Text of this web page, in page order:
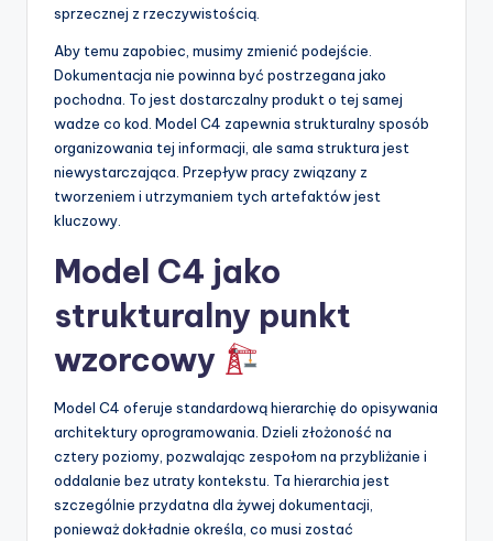
sprzecznej z rzeczywistością.
Aby temu zapobiec, musimy zmienić podejście.
Dokumentacja nie powinna być postrzegana jako
pochodna. To jest dostarczalny produkt o tej samej
wadze co kod. Model C4 zapewnia strukturalny sposób
organizowania tej informacji, ale sama struktura jest
niewystarczająca. Przepływ pracy związany z
tworzeniem i utrzymaniem tych artefaktów jest
kluczowy.
Model C4 jako
strukturalny punkt
wzorcowy
Model C4 oferuje standardową hierarchię do opisywania
architektury oprogramowania. Dzieli złożoność na
cztery poziomy, pozwalając zespołom na przybliżanie i
oddalanie bez utraty kontekstu. Ta hierarchia jest
szczególnie przydatna dla żywej dokumentacji,
ponieważ dokładnie określa, co musi zostać